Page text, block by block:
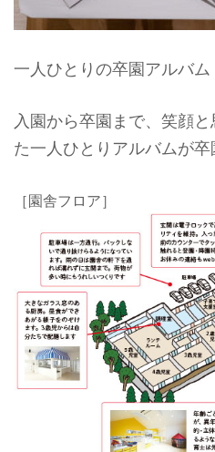
一人ひとりの卒園アルバム
入園から卒園まで、笑顔
た一人ひとりアルバムが卒
［園舎フロア］